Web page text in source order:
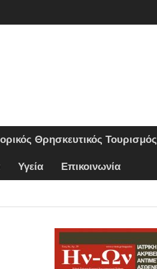
Θρησκευτικός Τουρισμός
Υγεία Επικοινωνία